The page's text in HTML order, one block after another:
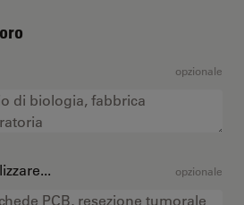
opzionale
opzionale